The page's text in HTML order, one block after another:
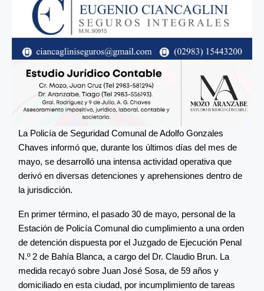
La Policía de Seguridad Comunal de Adolfo Gonzales
Chaves informó que, durante los últimos días del mes de
mayo, se desarrolló una intensa actividad operativa que
derivó en diversas detenciones y aprehensiones dentro de
la jurisdicción.
En primer término, el pasado 30 de mayo, personal de la
Estación de Policía Comunal dio cumplimiento a una orden
de detención dispuesta por el Juzgado de Ejecución Penal
N.º 2 de Bahía Blanca, a cargo del Dr. Claudio Brun. La
medida recayó sobre Juan José Sosa, de 59 años y
domiciliado en esta ciudad, por incumplimiento de tareas